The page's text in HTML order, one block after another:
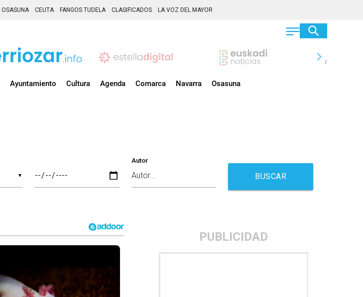
OSASUNA CEUTA FANGOS TUDELA CLASIFICADOS LA VOZ DEL MAYOR
chevron_right
Ayuntamiento Cultura Agenda Comarca Navarra Osasuna
▼
Autor
BUSCAR
PUBLICIDAD